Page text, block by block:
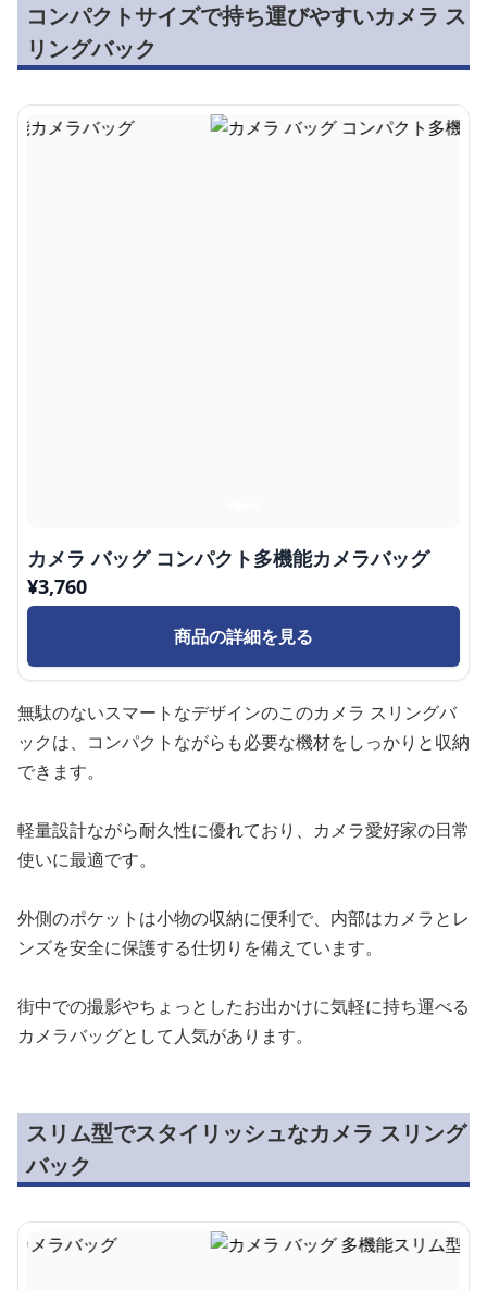
コンパクトサイズで持ち運びやすいカメラ ス
リングバック
カメラ バッグ コンパクト多機能カメラバッグ
¥3,760
商品の詳細を見る
無駄のないスマートなデザインのこのカメラ スリングバ
ックは、コンパクトながらも必要な機材をしっかりと収納
できます。
軽量設計ながら耐久性に優れており、カメラ愛好家の日常
使いに最適です。
外側のポケットは小物の収納に便利で、内部はカメラとレ
ンズを安全に保護する仕切りを備えています。
街中での撮影やちょっとしたお出かけに気軽に持ち運べる
カメラバッグとして人気があります。
スリム型でスタイリッシュなカメラ スリング
バック